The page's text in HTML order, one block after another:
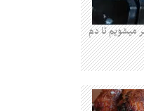
میشویم تا دم